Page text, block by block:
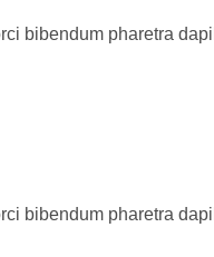
bibendum pharetra
bibendum pharetra